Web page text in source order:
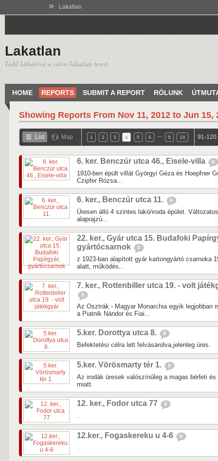
» Lakatlan
Lakatlan
Tedd láthatóvá a város lakatlan tereit
HOME REPORTS SUBMIT A REPORT RÓLUNK
Showing Reports From Nov 11, 2012 to Jun 15,
List Map 1 2 3 4 5 6 9 10 91-120
6. ker. Benczúr utca 46., Eisele-villa 0
1910-ben épült villát Györgyi Géza és Hoepfner
Czipfer Rózsa...
6. ker., Benczúr utca 11. 0
Üresen álló 4 szintes lakó/iroda épület.
alaprajzú...
22. ker., Gyár utca 15. Budafoki
gyártócsarnok
0
z 1923-ban alapított gyár kartongyártó csarnoka
alatt, működés...
7. ker., Rottenbiller utca 19. - volt
0
Az Osztrák - Magyar Monarchia egyik legjobban
a Piatnik Nándor és Fiai...
5.ker. Dorottya utca 8. 0
Befektetési célra lett felvásárolva,jelenleg üres.
5.ker. Vörösmarty tér 1. 0
Az irodák üresek valószínűleg a magas bérleti
miatt.
12. ker., Fodor utca 77 0
.
12.ker., Fogaskereku u 4-6 0
.